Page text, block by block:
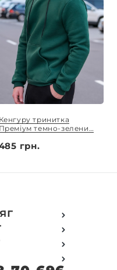
Кенгуру тринитка
Преміум темно-зелений
грн.